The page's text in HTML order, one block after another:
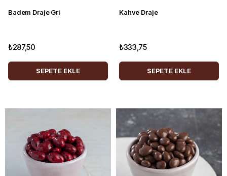
Badem Draje Gri
₺287,50
SEPETE EKLE
Kahve Draje
₺333,75
SEPETE EKLE